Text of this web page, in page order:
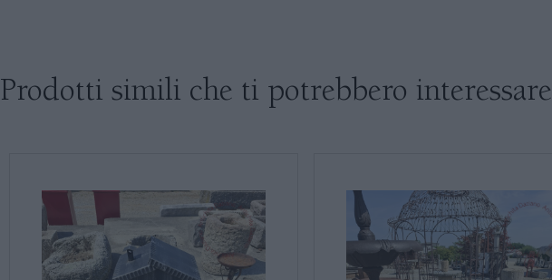
Prodotti simili che ti potrebbero interessare